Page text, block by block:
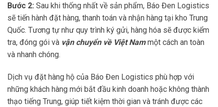
Bước 2: Sau khi thống nhất về sản phẩm, Báo Đen Logistics
sẽ tiến hành đặt hàng, thanh toán và nhận hàng tại kho Trung
Quốc. Tương tự như quy trình ký gửi, hàng hóa sẽ được kiểm
tra, đóng gói và vận chuyển về Việt Nammột cách an toàn
và nhanh chóng.
Dịch vụ đặt hàng hộ của Báo Đen Logistics phù hợp với
những khách hàng mới bắt đầu kinh doanh hoặc không thành
thạo tiếng Trung, giúp tiết kiệm thời gian và tránh được các